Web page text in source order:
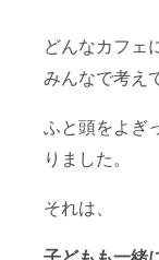
どんなカフェ
みんなで考え
ふと頭をよぎ
りました。
それは、